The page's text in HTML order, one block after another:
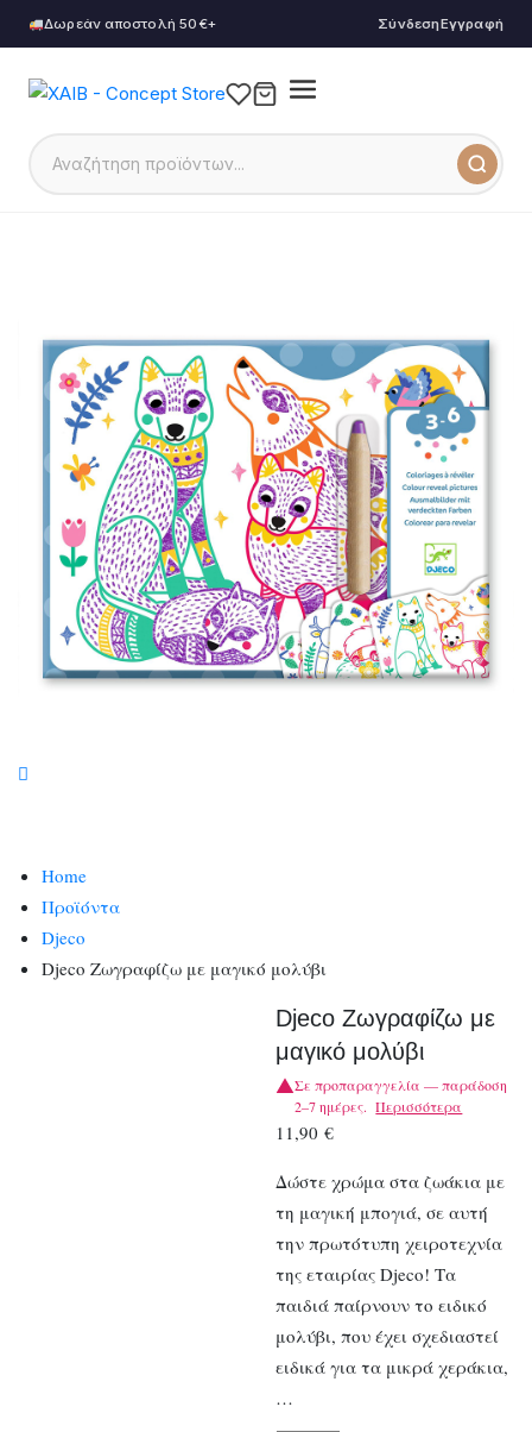
Δωρεάν αποστολή 50€+ ΣύνδεσηΕγγραφή
Home
Προϊόντα
Djeco
Djeco Ζωγραφίζω με μαγικό μολύβι
Djeco Ζωγραφίζω με
μαγικό μολύβι
Σε προπαραγγελία — παράδοση
2–7 ημέρες. Περισσότερα
11,90€
Δώστε χρώμα στα ζωάκια με
τη μαγική μπογιά, σε αυτή
την πρωτότυπη χειροτεχνία
της εταιρίας Djeco! Τα
παιδιά παίρνουν το ειδικό
μολύβι, που έχει σχεδιαστεί
ειδικά για τα μικρά χεράκια,
…